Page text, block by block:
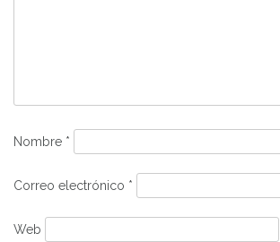
Nombre *
Correo electrónico *
Web